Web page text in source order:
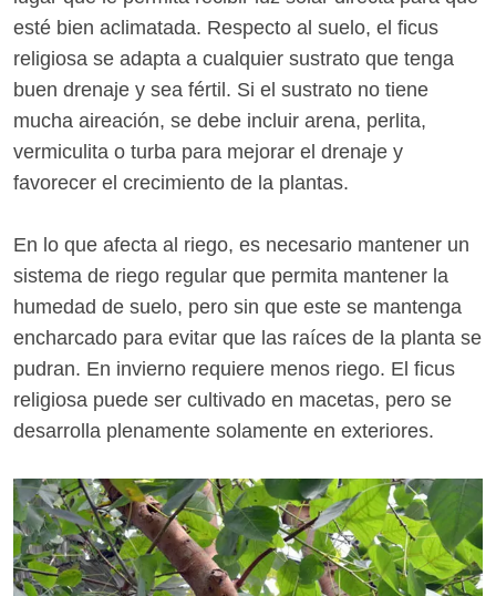
esté bien aclimatada. Respecto al suelo, el ficus
religiosa se adapta a cualquier sustrato que tenga
buen drenaje y sea fértil. Si el sustrato no tiene
mucha aireación, se debe incluir arena, perlita,
vermiculita o turba para mejorar el drenaje y
favorecer el crecimiento de la plantas.
En lo que afecta al riego, es necesario mantener un
sistema de riego regular que permita mantener la
humedad de suelo, pero sin que este se mantenga
encharcado para evitar que las raíces de la planta se
pudran. En invierno requiere menos riego. El ficus
religiosa puede ser cultivado en macetas, pero se
desarrolla plenamente solamente en exteriores.